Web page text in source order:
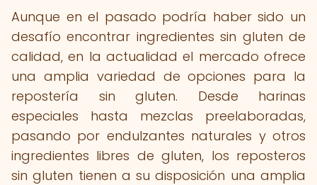
Aunque en el pasado podría haber sido un
desafío encontrar ingredientes sin gluten de
calidad, en la actualidad el mercado ofrece
una amplia variedad de opciones para la
repostería sin gluten. Desde harinas
especiales hasta mezclas preelaboradas,
pasando por endulzantes naturales y otros
ingredientes libres de gluten, los reposteros
sin gluten tienen a su disposición una amplia